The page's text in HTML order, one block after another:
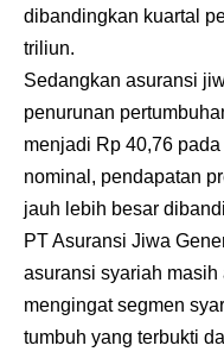
dibandingkan kuartal
triliun.
Sedangkan asuransi
penurunan
menjadi Rp 40,76
nominal, pendapatan
jauh lebih besar
PT Asuransi Jiwa
asuransi syariah masih
mengingat segmen
tumbuh yang terbukti